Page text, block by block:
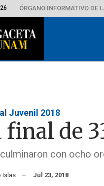
ÓRGANO INFORMATIVO DE
Juvenil 2018
final de
con ocho
Islas Jul 23, 2018